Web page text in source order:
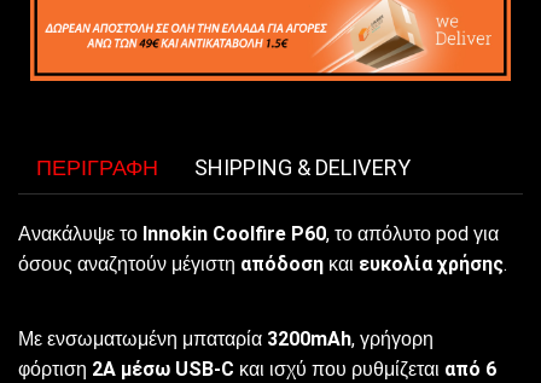
ΠΕΡΙΓΡΑΦΉ SHIPPING & DELIVERY
Ανακάλυψε το Innokin Coolfire P60, το απόλυτο pod για
όσους αναζητούν μέγιστη απόδοση και ευκολία χρήσης.
Με ενσωματωμένη μπαταρία 3200mAh, γρήγορη
φόρτιση 2A μέσω USB-C και ισχύ που ρυθμίζεται από 6